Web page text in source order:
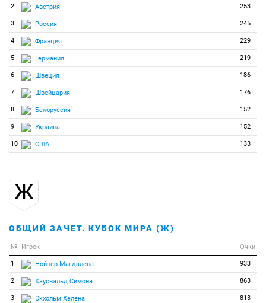
2 Австрия 253
3 Россия 245
4 Франция 229
5 Германия 219
6 Швеция 186
7 Швейцария 176
8 Белоруссия 152
9 Украина 152
10 США 133
Ж
ОБЩИЙ ЗАЧЕТ. КУБОК МИРА (Ж)
№ Игрок Очки
1 Нойнер Магдалена 933
2 Хаусвальд Симона 863
3 Экхольм Хелена 813